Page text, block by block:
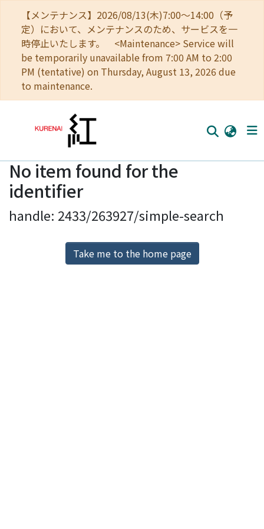
【メンテナンス】2026/08/13(木)7:00～14:00（予
定）において、メンテナンスのため、サービスを一
時停止いたします。 <Maintenance> Service will
be temporarily unavailable from 7:00 AM to 2:00
PM (tentative) on Thursday, August 13, 2026 due
to maintenance.
Home
Communities
Browse
Download Ranking
No item found for the
identifier
handle: 2433/263927/simple-search
Take me to the home page